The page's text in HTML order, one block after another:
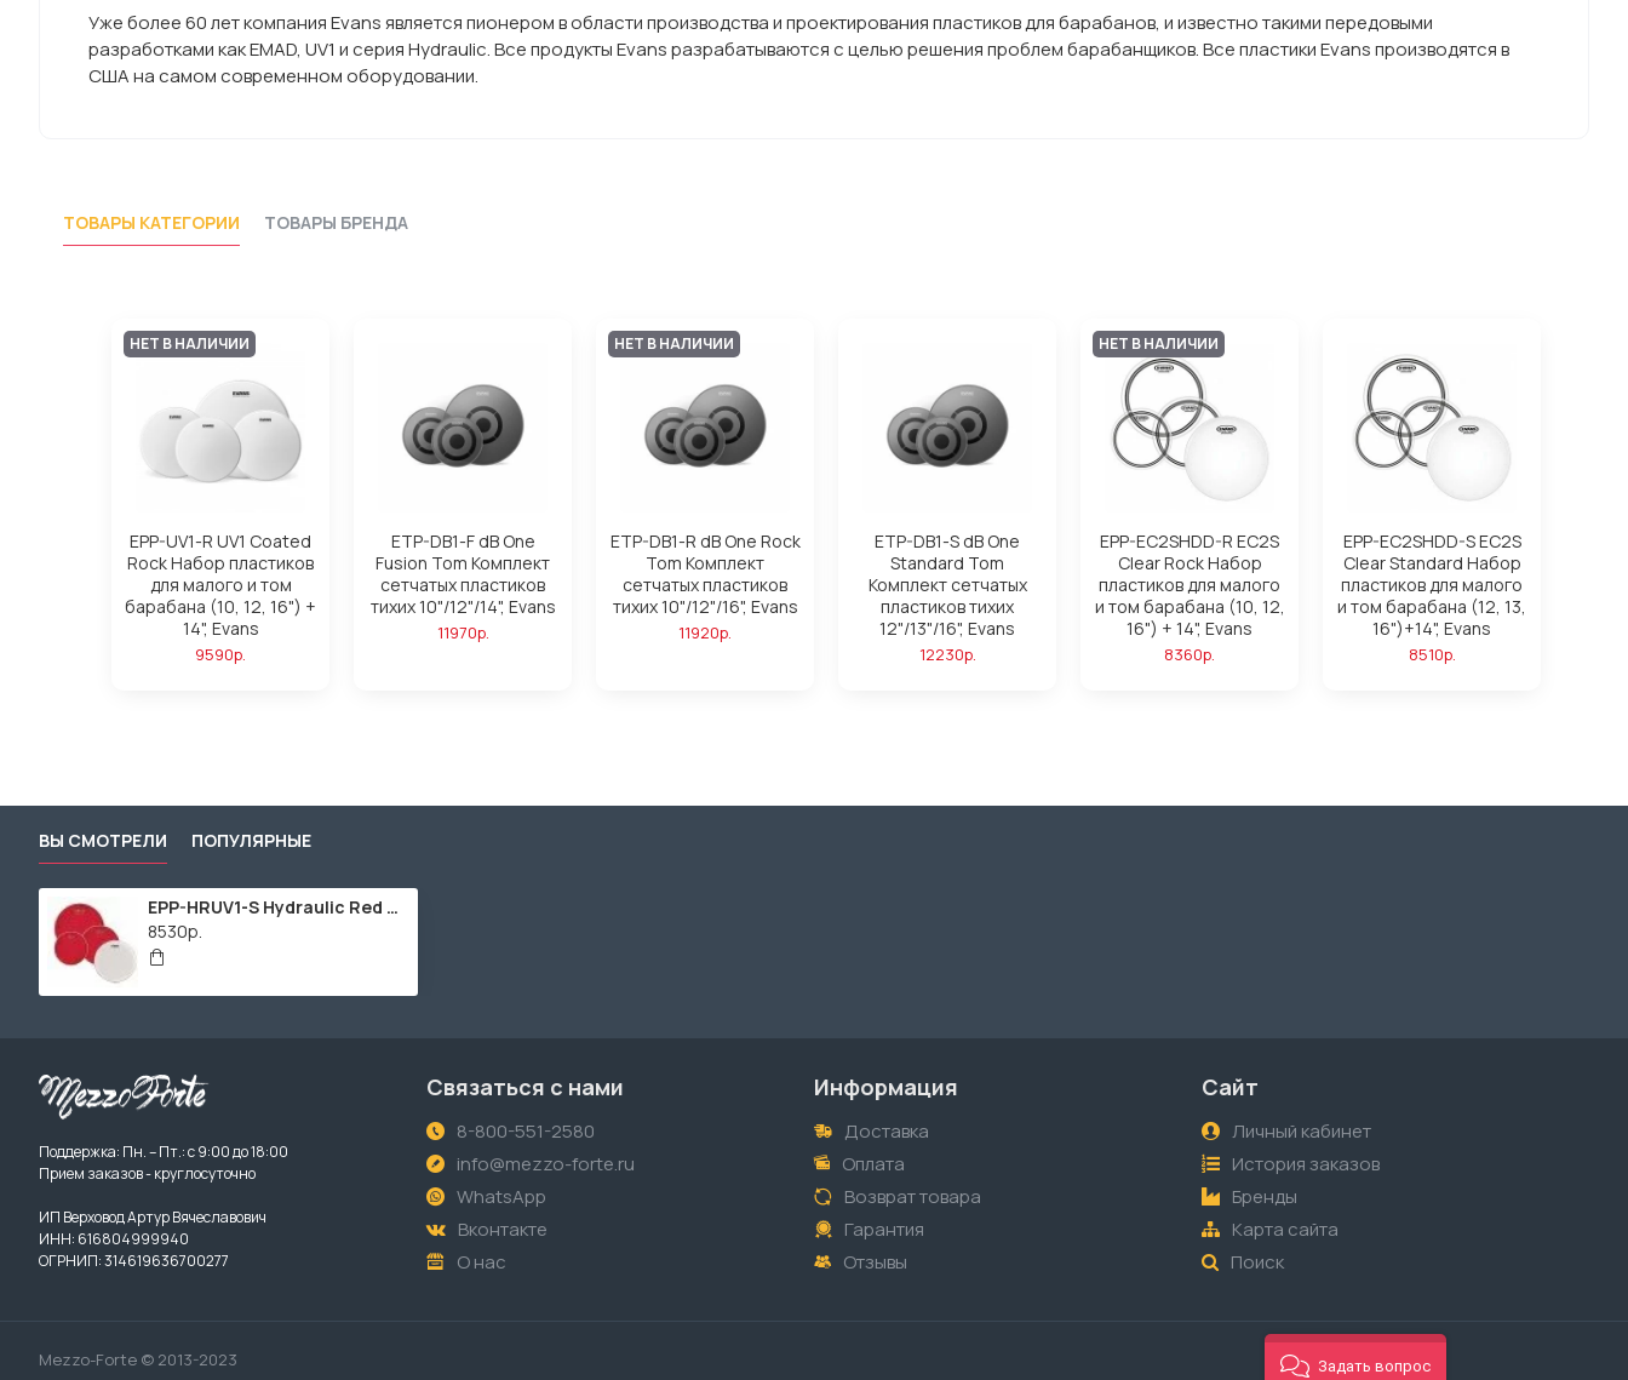
Уже более 60 лет компания Evans является пионером в области производства и проектирования пластиков для барабанов, и известно такими передовыми
разработками как EMAD, UV1 и серия Hydraulic. Все продукты Evans разрабатываются с целью решения проблем барабанщиков. Все пластики Evans производятся в
США на самом современном оборудовании.
ТОВАРЫ КАТЕГОРИИ ТОВАРЫ БРЕНДА
НЕТ В НАЛИЧИИ
EPP-UV1-R UV1 Coated
Rock Набор пластиков
для малого и том
барабана (10, 12, 16") +
14", Evans
9590р.
ETP-DB1-F dB One
Fusion Tom Комплект
сетчатых пластиков
тихих 10"/12"/14", Evans
11970р.
НЕТ В НАЛИЧИИ
ETP-DB1-R dB One Rock
Tom Комплект
сетчатых пластиков
тихих 10"/12"/16", Evans
11920р.
ETP-DB1-S dB One
Standard Tom
Комплект сетчатых
пластиков тихих
12"/13"/16", Evans
12230р.
НЕТ В НАЛИЧИИ
EPP-EC2SHDD-R EC2S
Clear Rock Набор
пластиков для малого
и том барабана (10, 12,
16") + 14", Evans
8360р.
EPP-EC2SHDD-S EC2S
Clear Standard Набор
пластиков для малого
и том барабана (12, 13,
16")+14", Evans
8510р.
ВЫ СМОТРЕЛИ ПОПУЛЯРНЫЕ
EPP-HRUV1-S Hydraulic Red Standard Набор пластиков для малого и том барабана (12, 13, 16)+14", Evans
8530р.
Поддержка: Пн. – Пт.: с 9:00 до 18:00
Прием заказов - круглосуточно
ИП Верховод Артур Вячеславович
ИНН: 616804999940
ОГРНИП: 314619636700277
Связаться с нами
8-800-551-2580
info@mezzo-forte.ru
WhatsApp
Вконтакте
О нас
Информация
Доставка
Оплата
Возврат товара
Гарантия
Отзывы
Сайт
Личный кабинет
История заказов
Бренды
Карта сайта
Поиск
Mezzo-Forte © 2013-2023 Задать вопрос